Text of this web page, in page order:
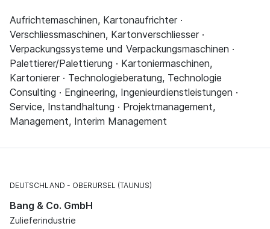
Aufrichtemaschinen, Kartonaufrichter ·
Verschliessmaschinen, Kartonverschliesser ·
Verpackungssysteme und Verpackungsmaschinen ·
Palettierer/Palettierung · Kartoniermaschinen,
Kartonierer · Technologieberatung, Technologie
Consulting · Engineering, Ingenieurdienstleistungen ·
Service, Instandhaltung · Projektmanagement,
Management, Interim Management
DEUTSCHLAND OBERURSEL (TAUNUS)
Bang & Co. GmbH
Zulieferindustrie